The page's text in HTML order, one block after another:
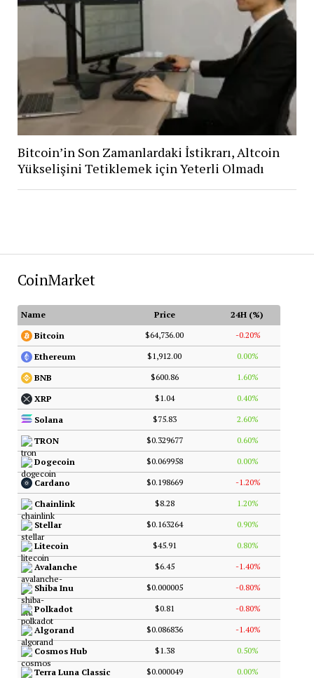
CoinMarket
Name Price
24H (%)
Bitcoin
$64,736.00 -0.20%
Ethereum $1,912.00 0.00%
BNB $600.86 1.60%
XRP $1.04 0.40%
Solana $75.83 2.60%
TRON $0.329677 0.60%
Dogecoin $0.069958 0.00%
Cardano $0.198669 -1.20%
Chainlink $8.28 1.20%
Stellar $0.163264 0.90%
Litecoin $45.91 0.80%
Avalanche $6.45 -1.40%
Shiba Inu $0.000005 -0.80%
Polkadot $0.81 -0.80%
Algorand $0.086836 -1.40%
Cosmos Hub $1.38 0.50%
Terra Luna Classic $0.000049 0.00%
Bitcoin’in Son Zamanlardaki İstikrarı, Altcoin
Yükselişini Tetiklemek için Yeterli Olmadı